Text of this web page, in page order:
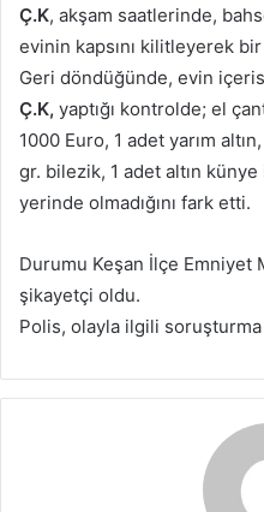
Ç.K, akşam saatlerinde,
evinin kapsını kilitleyerek
Geri döndüğünde, evin
Ç.K, yaptığı kontrolde; el
1000 Euro, 1 adet yarım
gr. bilezik, 1 adet altın
yerinde olmadığını fark etti.
Durumu Keşan İlçe
şikayetçi oldu.
Polis, olayla ilgili soruşturma